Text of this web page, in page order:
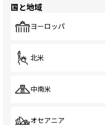
国と地域
ヨーロッパ
北米
中南米
オセアニア